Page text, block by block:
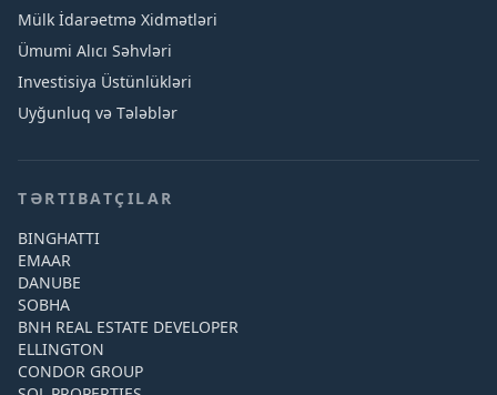
Mülk İdarəetmə Xidmətləri
Ümumi Alıcı Səhvləri
Investisiya Üstünlükləri
Uyğunluq və Tələblər
TƏRTIBATÇILAR
BINGHATTI
EMAAR
DANUBE
SOBHA
BNH REAL ESTATE DEVELOPER
ELLINGTON
CONDOR GROUP